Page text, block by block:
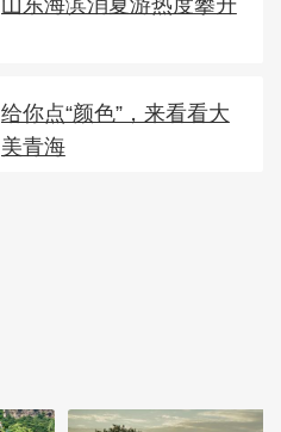
给你点“颜色”，来看看大
美青海